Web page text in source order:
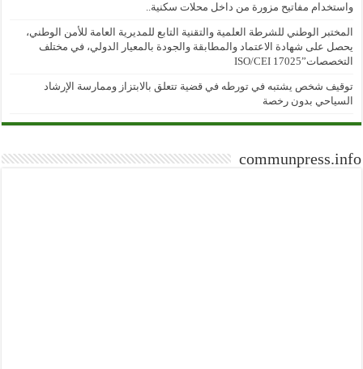
واستخدام مفاتيح مزورة من داخل محلات سكنية..
المختبر الوطني للشرطة العلمية والتقنية التابع للمديرية العامة للأمن الوطني،
يحصل على شهادة الاعتماد والمطابقة والجودة بالمعيار الدولي، في مختلف
التخصصات”ISO/CEI 17025
توقيف شخص يشتبه في تورطه في قضية تتعلق بالابتزاز وممارسة الإرشاد
السياحي بدون رخصة
communpress.info